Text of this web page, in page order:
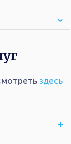
здесь